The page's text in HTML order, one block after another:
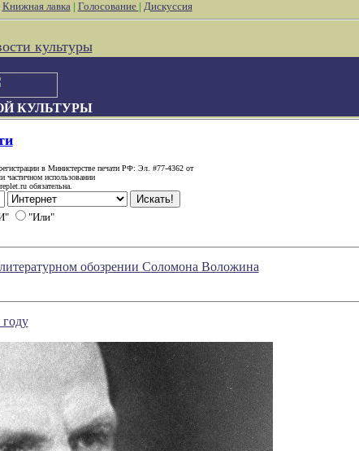
Книжная лавка| Голосование | Дискуссия
культуры
КУЛЬТУРЫ
в Министерстве печати РФ: Эл. #77-4362 от
частичном использовании
обязательна.
"Или"
обозрении Соломона Воложина